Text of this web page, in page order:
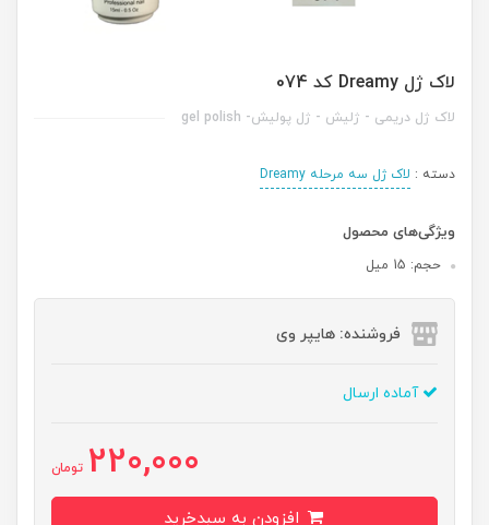
لاک ژل Dreamy کد 074
لاک ژل دریمی - ژلیش - ژل پولیش- gel polish
دسته : لاک ژل سه مرحله Dreamy
ویژگی‌های محصول
حجم: 15 میل
فروشنده: هایپر وی
آماده ارسال
220,000 تومان